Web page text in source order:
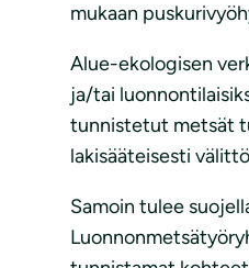
mukaan
Alue-ekologisen
ja/tai
tunnistetut metsät
lakisääteisesti
Samoin tulee